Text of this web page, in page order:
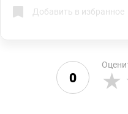
Добавить в избранное
0